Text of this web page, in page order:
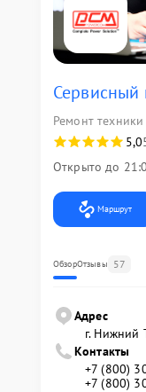
Сервисный
Ремонт
5,0
Открыто до
Маршрут
ОбзорОтзывы 57
Адрес
г. Нижний
Контакты
+7 (800)
+7 (800)